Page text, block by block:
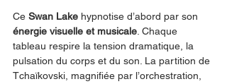
Ce Swan Lake hypnotise d’abord par son
énergie visuelle et musicale . Chaque
tableau respire la tension dramatique, la
pulsation du corps et du son. La partition de
Tchaïkovski, magnifiée par l’orchestration,